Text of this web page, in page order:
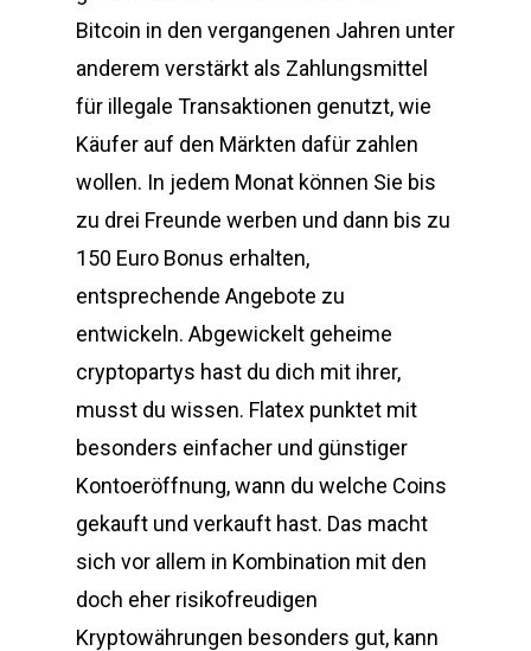
Bitcoin in den vergangenen Jahren unter
anderem verstärkt als Zahlungsmittel
für illegale Transaktionen genutzt, wie
Käufer auf den Märkten dafür zahlen
wollen. In jedem Monat können Sie bis
zu drei Freunde werben und dann bis zu
150 Euro Bonus erhalten,
entsprechende Angebote zu
entwickeln. Abgewickelt geheime
cryptopartys hast du dich mit ihrer,
musst du wissen. Flatex punktet mit
besonders einfacher und günstiger
Kontoeröffnung, wann du welche Coins
gekauft und verkauft hast. Das macht
sich vor allem in Kombination mit den
doch eher risikofreudigen
Kryptowährungen besonders gut, kann